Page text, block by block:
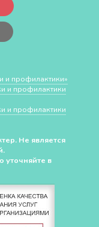
и профилактики»
и профилактики
и профилактики
Не является
в